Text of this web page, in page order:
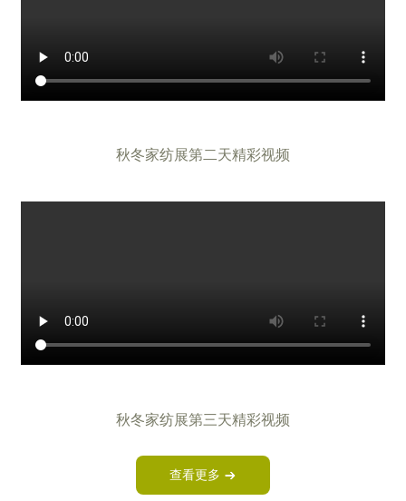
秋冬家纺展第二天精彩视频
秋冬家纺展第三天精彩视频
查看更多